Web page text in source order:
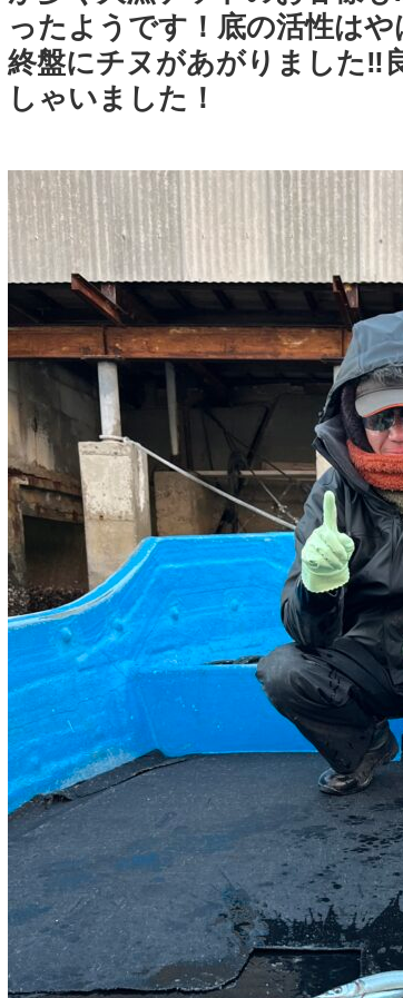
ったようです！底の活性は
終盤にチヌがあがりました‼︎
しゃいました！